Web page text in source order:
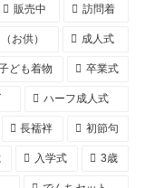
販売中 訪問着
お供） 成人式
ども着物 卒業式
ハーフ成人式
長襦袢 初節句
入学式 3歳